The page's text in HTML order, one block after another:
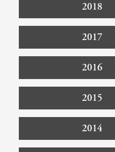
2018
2017
2016
2015
2014